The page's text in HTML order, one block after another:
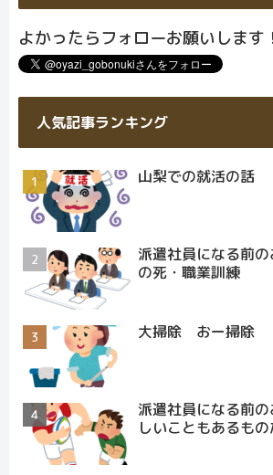
よかったらフォローお願いします
人気記事ランキング
山梨での就活の話
派遣社員になる前
の死・職業訓練
大掃除 おー掃除
派遣社員になる前
しいこともあるも